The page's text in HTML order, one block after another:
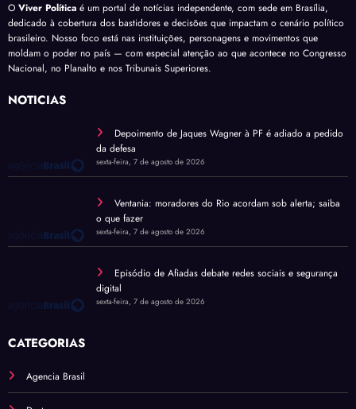
O Viver Política é um portal de notícias independente, com sede em Brasília,
dedicado à cobertura dos bastidores e decisões que impactam o cenário político
brasileiro. Nosso foco está nas instituições, personagens e movimentos que
moldam o poder no país — com especial atenção ao que acontece no Congresso
Nacional, no Planalto e nos Tribunais Superiores.
NOTÍCIAS
Depoimento de Jaques Wagner à PF é adiado a pedido
da defesa
sexta-feira, 7 de agosto de 2026
Ventania: moradores do Rio acordam sob alerta; saiba
o que fazer
sexta-feira, 7 de agosto de 2026
Episódio de Afiadas debate redes sociais e segurança
digital
sexta-feira, 7 de agosto de 2026
CATEGORIAS
Agencia Brasil